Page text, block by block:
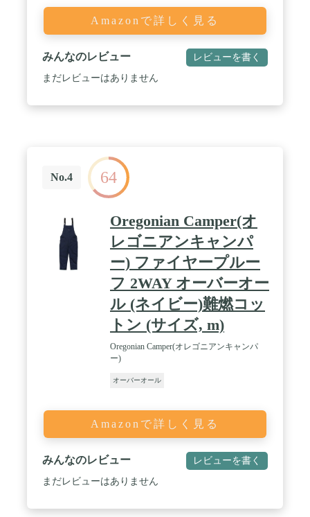
Amazonで詳しく見る
みんなのレビュー レビューを書く
まだレビューはありません
No.4 64
Oregonian Camper(オ
レゴニアンキャンパ
ー) ファイヤープルー
フ 2WAY オーバーオー
ル (ネイビー)難燃コッ
トン (サイズ, m)
Oregonian Camper(オレゴニアンキャンパ
ー)
オーバーオール
Amazonで詳しく見る
みんなのレビュー レビューを書く
まだレビューはありません